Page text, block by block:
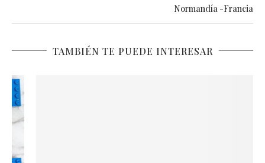
Normandía -Francia
TAMBIÉN TE PUEDE INTERESAR